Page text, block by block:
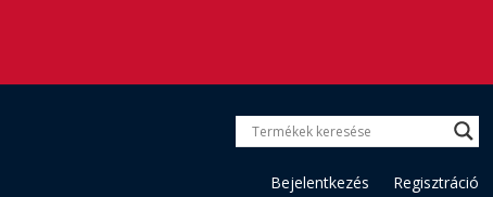
Bejelentkezés Regisztráció